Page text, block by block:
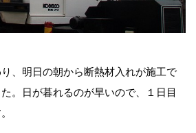
、明日の朝から断熱材入れが施工で
。日が暮れるのが早いので、１日目